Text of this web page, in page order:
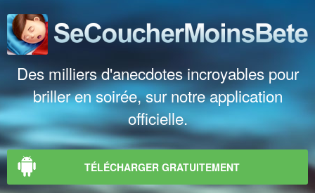
Des milliers d'anecdotes incroyables pour
briller en soirée, sur notre application
officielle.
TÉLÉCHARGER GRATUITEMENT